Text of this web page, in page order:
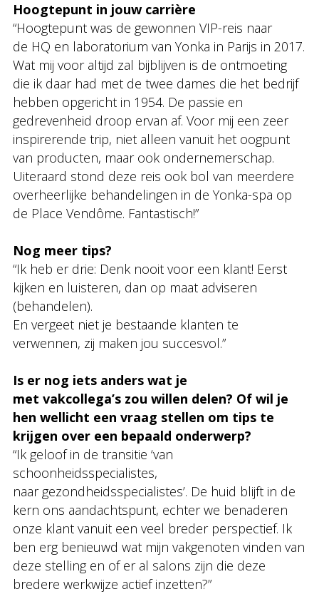
Hoogtepunt in jouw carrière
“Hoogtepunt was de gewonnen VIP-reis naar
de HQ en laboratorium van Yonka in Parijs in 2017.
Wat mij voor altijd zal bijblijven is de ontmoeting
die ik daar had met de twee dames die het bedrijf
hebben opgericht in 1954. De passie en
gedrevenheid droop ervan af. Voor mij een zeer
inspirerende trip, niet alleen vanuit het oogpunt
van producten, maar ook ondernemerschap.
Uiteraard stond deze reis ook bol van meerdere
overheerlijke behandelingen in de Yonka-spa op
de Place Vendôme. Fantastisch!”
Nog meer tips?
“Ik heb er drie: Denk nooit voor een klant! Eerst
kijken en luisteren, dan op maat adviseren
(behandelen).
En vergeet niet je bestaande klanten te
verwennen, zij maken jou succesvol.”
Is er nog iets anders wat je
met vakcollega’s zou willen delen? Of wil je
hen wellicht een vraag stellen om tips te
krijgen over een bepaald onderwerp?
“Ik geloof in de transitie ‘van
schoonheidsspecialistes,
naar gezondheidsspecialistes’. De huid blijft in de
kern ons aandachtspunt, echter we benaderen
onze klant vanuit een veel breder perspectief. Ik
ben erg benieuwd wat mijn vakgenoten vinden van
deze stelling en of er al salons zijn die deze
bredere werkwijze actief inzetten?”